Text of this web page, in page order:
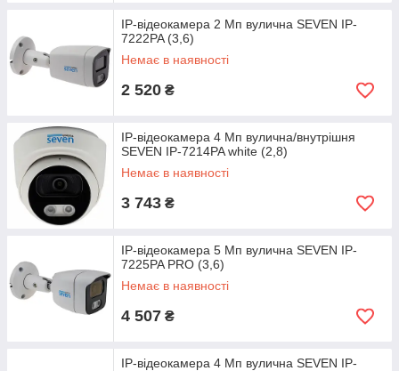
IP-відеокамера 2 Мп вулична SEVEN IP-
7222PA (3,6)
Немає в наявності
2 520 ₴
IP-відеокамера 4 Мп вулична/внутрішня
SEVEN IP-7214PA white (2,8)
Немає в наявності
3 743 ₴
IP-відеокамера 5 Мп вулична SEVEN IP-
7225PA PRO (3,6)
Немає в наявності
4 507 ₴
IP-відеокамера 4 Мп вулична SEVEN IP-